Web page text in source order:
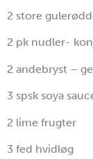
2 store
2 pk nudler-
2 andebryst –
3 spsk soya
2 lime frugter
3 fed hvidløg